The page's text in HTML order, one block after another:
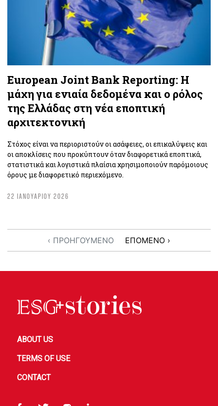
European Joint Bank Reporting: H
μάχη για ενιαία δεδομένα και ο ρόλος
της Ελλάδας στη νέα εποπτική
αρχιτεκτονική
Στόχος είναι να περιοριστούν οι ασάφειες, οι επικαλύψεις και
οι αποκλίσεις που προκύπτουν όταν διαφορετικά εποπτικά,
στατιστικά και λογιστικά πλαίσια χρησιμοποιούν παρόμοιους
όρους με διαφορετικό περιεχόμενο.
22 ΙΑΝΟΥΑΡΙΟΥ 2026
‹ ΠΡΟΗΓΟΥΜΕΝΟ ΕΠΟΜΕΝΟ ›
ABOUT US
TERMS OF USE
CONTACT